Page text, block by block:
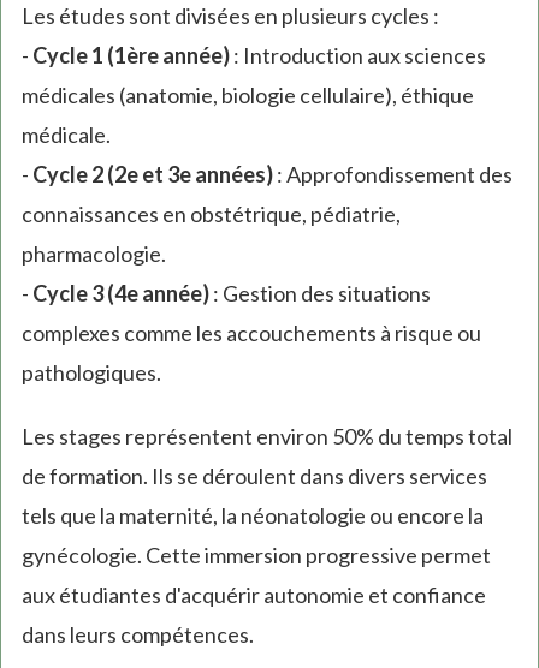
Les études sont divisées en plusieurs cycles :
- Cycle 1 (1ère année): Introduction aux sciences
médicales (anatomie, biologie cellulaire), éthique
médicale.
- Cycle 2 (2e et 3e années): Approfondissement des
connaissances en obstétrique, pédiatrie,
pharmacologie.
- Cycle 3 (4e année): Gestion des situations
complexes comme les accouchements à risque ou
pathologiques.
Les stages représentent environ 50% du temps total
de formation. Ils se déroulent dans divers services
tels que la maternité, la néonatologie ou encore la
gynécologie. Cette immersion progressive permet
aux étudiantes d'acquérir autonomie et confiance
dans leurs compétences.